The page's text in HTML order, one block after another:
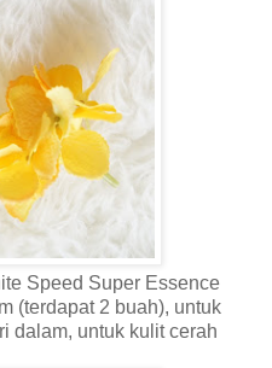
Speed Super Essence
(terdapat 2 buah), untuk
dalam, untuk kulit cerah